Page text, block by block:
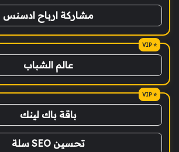
مشاركة ارباح ادسنس
عالم الشباب
باقة باك لينك
تحسين SEO سلة